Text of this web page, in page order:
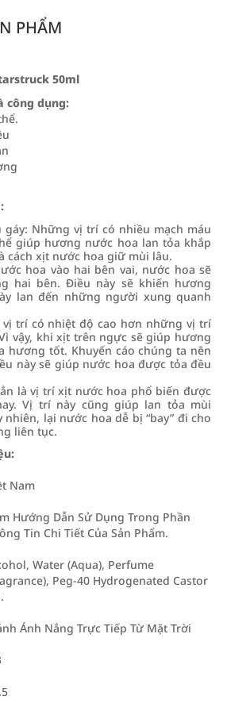
PHẨM
50ml
công dụng:
gáy: Những vị trí có nhiều mạch máu
giúp hương nước hoa lan tỏa khắp
cách xịt nước hoa giữ mùi lâu.
hoa vào hai bên vai, nước hoa sẽ
hai bên. Điều này sẽ khiến hương
lan đến những người xung quanh
vị trí có nhiệt độ cao hơn những vị trí
vậy, khi xịt trên ngực sẽ giúp hương
hương tốt. Khuyến cáo chúng ta nên
này sẽ giúp nước hoa được tỏa đều
là vị trí xịt nước hoa phổ biến được
Vị trí này cũng giúp lan tỏa mùi
lại nước hoa dễ bị “bay” đi cho
liên tục.
Nam
Hướng Dẫn Sử Dụng Trong Phần
Tin Chi Tiết Của Sản Phẩm.
Water (Aqua), Perfume
Peg-40 Hydrogenated Castor
Ánh Nắng Trực Tiếp Từ Mặt Trời